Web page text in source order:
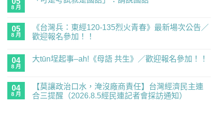
委
員，
連
示
務
全
8 月
考
試
就
國
語」：
語〉
中
言
05
8 月
《台灣兵：東經120-135烈火青春》最新場次公告／
歡迎報名參加！！
灣
120-
135
烈
留
04
8 月
大tūn埕起事–ah!《母語 共生》／歡迎報名參加！！
起
事
04
8 月
【莫讓政治口水，淹沒廠商責任】台灣經濟民主連
合三提醒（2026.8.5經民連記者會採訪通知）